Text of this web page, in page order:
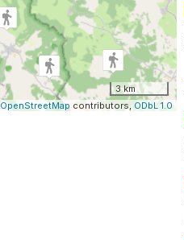
3 km
OpenStreetMapcontributors, ODbL 1.0